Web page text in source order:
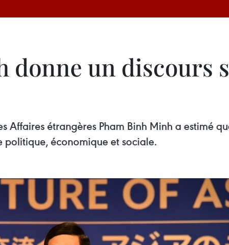
donne un discours
Affaires étrangères Pham Binh Minh a estimé
politique, économique et sociale.